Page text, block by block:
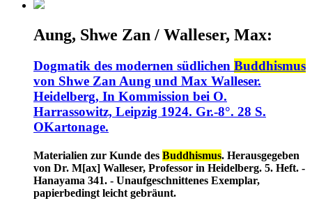
Aung, Shwe Zan / Walleser, Max:
Dogmatik des modernen südlichen Buddhismus
von Shwe Zan Aung und Max Walleser.
Heidelberg, In Kommission bei O.
Harrassowitz, Leipzig 1924. Gr.-8°. 28 S.
OKartonage.
Materialien zur Kunde des Buddhismus. Herausgegeben
von Dr. M[ax] Walleser, Professor in Heidelberg. 5. Heft. -
Hanayama 341. - Unaufgeschnittenes Exemplar,
papierbedingt leicht gebräunt.